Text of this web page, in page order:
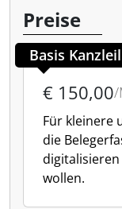
Preise
Basis
€ 150,00/
Für kleinere
die
wollen.